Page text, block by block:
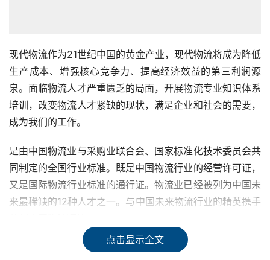
现代物流作为21世纪中国的黄金产业，现代物流将成为降低
生产成本、增强核心竞争力、提高经济效益的第三利润源
泉。面临物流人才严重匮乏的局面，开展物流专业知识体系
培训，改变物流人才紧缺的现状，满足企业和社会的需要，
成为我们的工作。
是由中国物流业与采购业联合会、国家标准化技术委员会共
同制定的全国行业标准。既是中国物流行业的经营许可证，
又是国际物流行业标准的通行证。物流业已经被列为中国未
来最稀缺的12种人才之一。与中国未来物流行业的精英携手
介绍现代物流管理、物流管理信息系统、供应链管理、智能
点击显示全文